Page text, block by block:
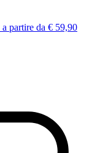
a partire da € 59,90